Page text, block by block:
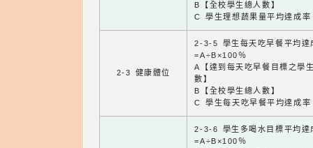
B【全校學生總人數】
C 學生理想蔬果量平均達成率
2-3 健康體位
2-3-5 學生每天吃早餐平均達
=A÷B×100％
A【達到每天吃早餐目標之學
數】
B【全校學生總人數】
C 學生每天吃早餐平均達成率
2-3-6 學生多喝水目標平均達
=A÷B×100％